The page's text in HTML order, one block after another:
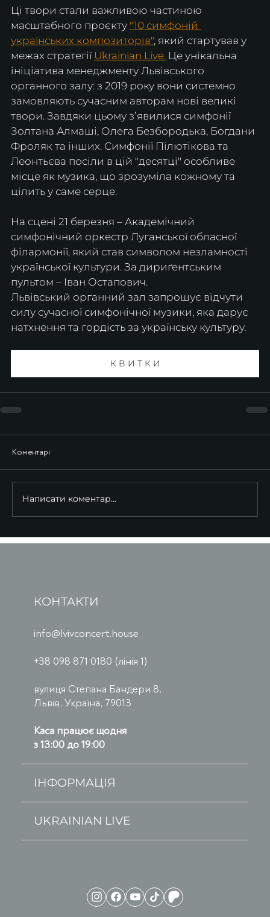
Ці твори стали важливою частиною
масштабного проєкту "10 симфоній
українських композиторів", який стартував у
межах стратегії Ukrainian Live. Це унікальна
ініціатива менеджменту Львівського
органного залу: з 2019 року вони системно
замовляють сучасним авторам нові великі
твори. Завдяки цьому зʼявилися симфонії
Золтана Алмаші, Олега Безбородька, Богдани
Фроляк та інших. Симфонії Пілютікова та
Леонтьєва посіли в цій "десятці" особливе
місце як музика, що зрозуміла кожному та
цілить у саме серце.
На сцені 21 березня – Академічний
симфонічний оркестр Луганської обласної
філармонії, який став символом незламності
української культури. За дириґентським
пультом – Іван Остапович.
​Львівський органний зал запрошує відчути
силу сучасної симфонічної музики, яка дарує
натхнення та гордість за українську культуру.
К В И Т К И
Коментарі
Написати коментар...
КОНТАКТИ
info@lvivconcert.house
+38 098 871 0180 (лінія 1)
вулиця Степана Бандери 8,
Львів, Україна, 79013
Каса працює щодня
з 13:00 до 19:00
ІНФОРМАЦІЯ
UKRAINIAN LIVE